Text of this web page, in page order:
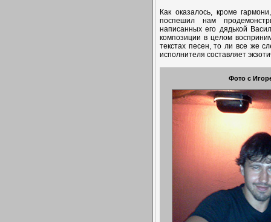
Как оказалось, кроме
поспешил нам
написанных его дядькой
композиции в целом
текстах песен, то ли все же
исполнителя составляет
Фото с